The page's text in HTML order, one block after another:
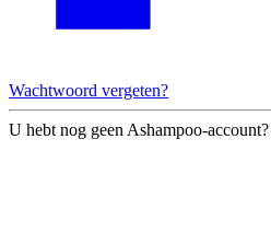
Wachtwoord vergeten?
U hebt nog geen Ashampoo-account?